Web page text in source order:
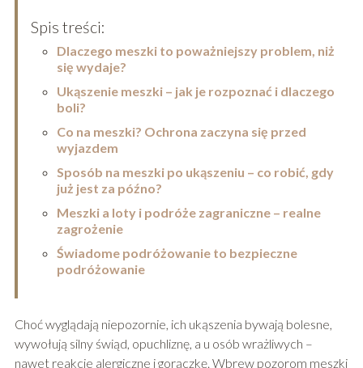
Spis treści:
Dlaczego meszki to poważniejszy problem, niż
się wydaje?
Ukąszenie meszki – jak je rozpoznać i dlaczego
boli?
Co na meszki? Ochrona zaczyna się przed
wyjazdem
Sposób na meszki po ukąszeniu – co robić, gdy
już jest za późno?
Meszki a loty i podróże zagraniczne – realne
zagrożenie
Świadome podróżowanie to bezpieczne
podróżowanie
Choć wyglądają niepozornie, ich ukąszenia bywają bolesne,
wywołują silny świąd, opuchliznę, a u osób wrażliwych –
nawet reakcje alergiczne i gorączkę. Wbrew pozorom meszki